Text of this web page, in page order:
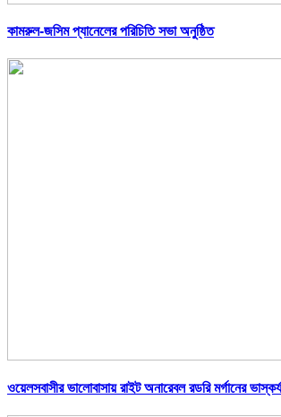
কামরুল-জসিম প্যানেলের পরিচিতি সভা অনুষ্ঠিত
ওয়েলসবাসীর ভালোবাসায় রাইট অনারেবল রডরি মর্গানের